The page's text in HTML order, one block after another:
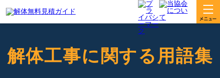
解体工事に関する用語集